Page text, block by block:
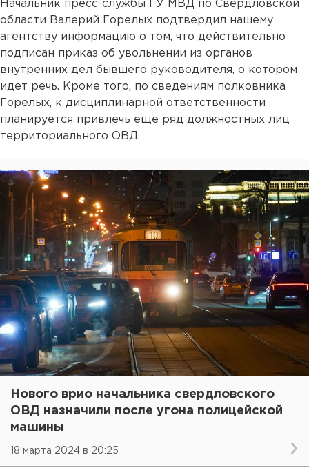
Начальник пресс-службы ГУ МВД по Свердловской
области Валерий Горелых подтвердил нашему
агентству информацию о том, что действительно
подписан приказ об увольнении из органов
внутренних дел бывшего руководителя, о котором
идет речь. Кроме того, по сведениям полковника
Горелых, к дисциплинарной ответственности
планируется привлечь еще ряд должностных лиц
территориального ОВД.
Нового врио начальника свердловского
ОВД назначили после угона полицейской
машины
18 марта 2024 в 20:25